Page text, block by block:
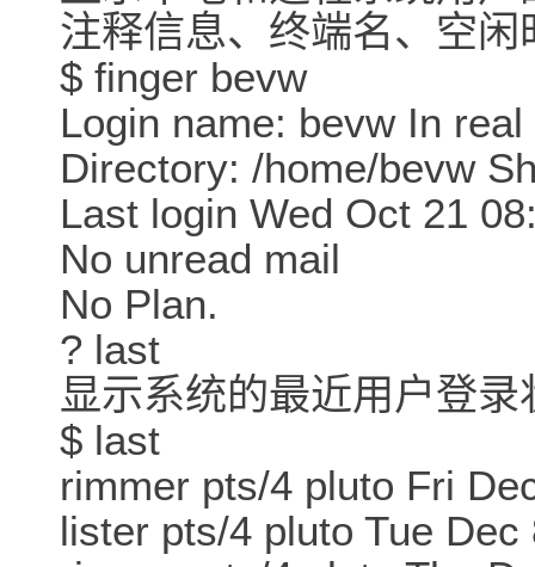
注释信息、终端名、空
$ finger bevw
Login name: bevw In
Directory: /home/bevw
Last login Wed Oct 21
No unread mail
No Plan.
? last
显示系统的最近用户登
$ last
rimmer pts/4 pluto Fri
lister pts/4 pluto Tue